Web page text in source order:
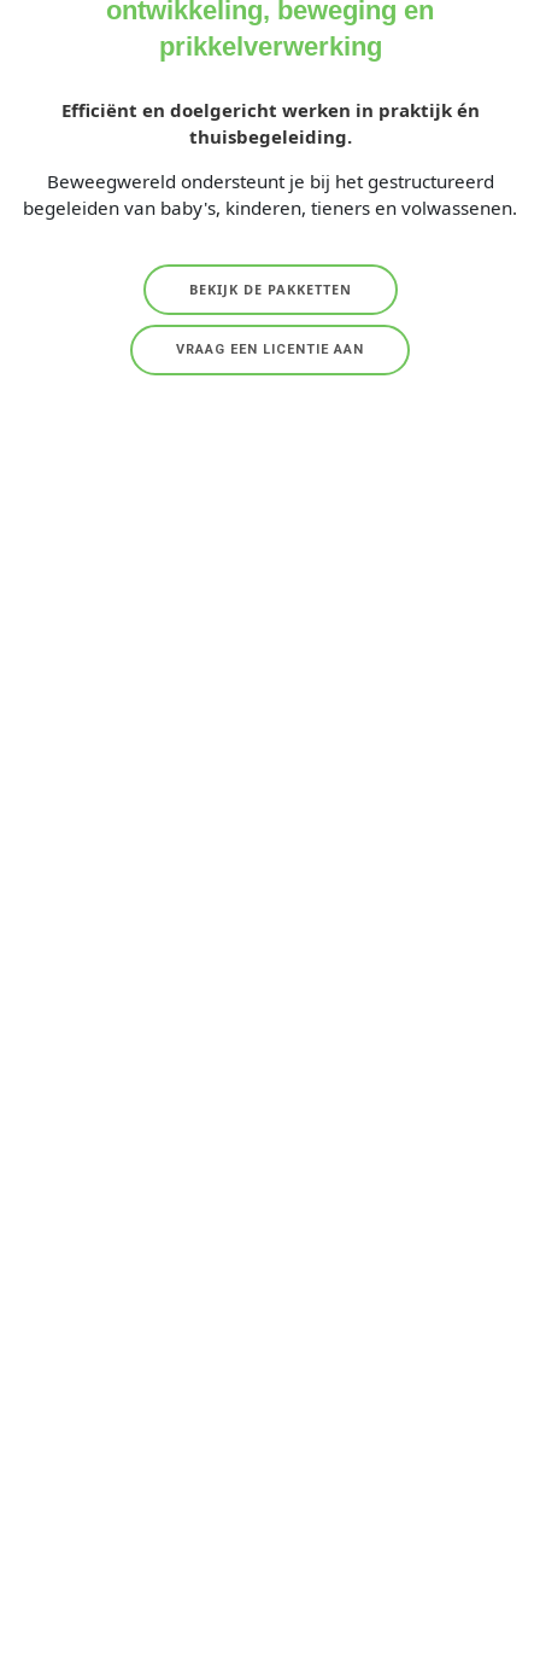
ontwikkeling, beweging en
prikkelverwerking
Efficiënt en doelgericht werken in praktijk én
thuisbegeleiding.
Beweegwereld ondersteunt je bij het gestructureerd
begeleiden van baby's, kinderen, tieners en volwassenen.
BEKIJK DE PAKKETTEN
VRAAG EEN LICENTIE AAN